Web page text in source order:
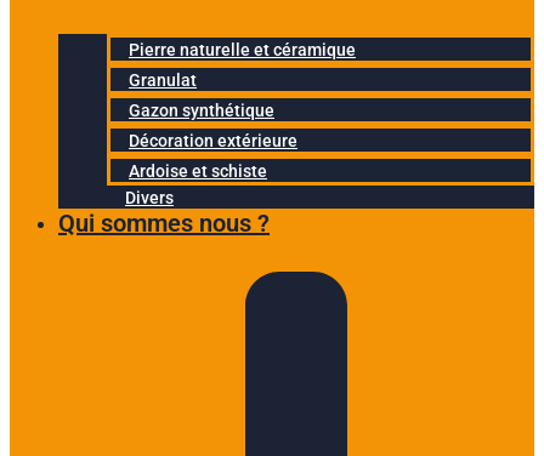
Pierre naturelle et céramique
Granulat
Gazon synthétique
Décoration extérieure
Ardoise et schiste
Divers
Qui sommes nous ?